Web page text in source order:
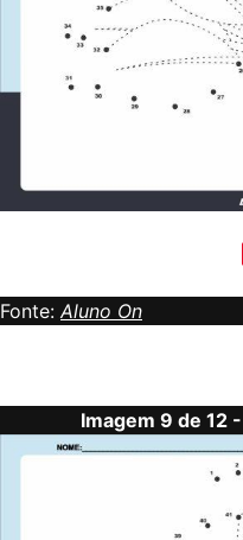
Fonte: Aluno On
Imagem 9 de 12 -